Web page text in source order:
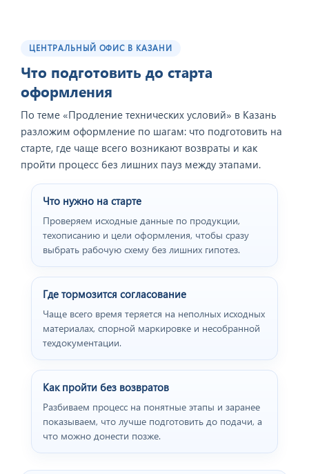
ЦЕНТРАЛЬНЫЙ ОФИС В КАЗАНИ
Что подготовить до старта
оформления
По теме «Продление технических условий» в Казань
разложим оформление по шагам: что подготовить на
старте, где чаще всего возникают возвраты и как
пройти процесс без лишних пауз между этапами.
Что нужно на старте
Проверяем исходные данные по продукции,
техописанию и цели оформления, чтобы сразу
выбрать рабочую схему без лишних гипотез.
Где тормозится согласование
Чаще всего время теряется на неполных исходных
материалах, спорной маркировке и несобранной
техдокументации.
Как пройти без возвратов
Разбиваем процесс на понятные этапы и заранее
показываем, что лучше подготовить до подачи, а
что можно донести позже.